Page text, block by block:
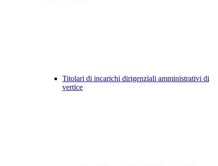
Titolari di incarichi dirigenziali amministrativi di
vertice